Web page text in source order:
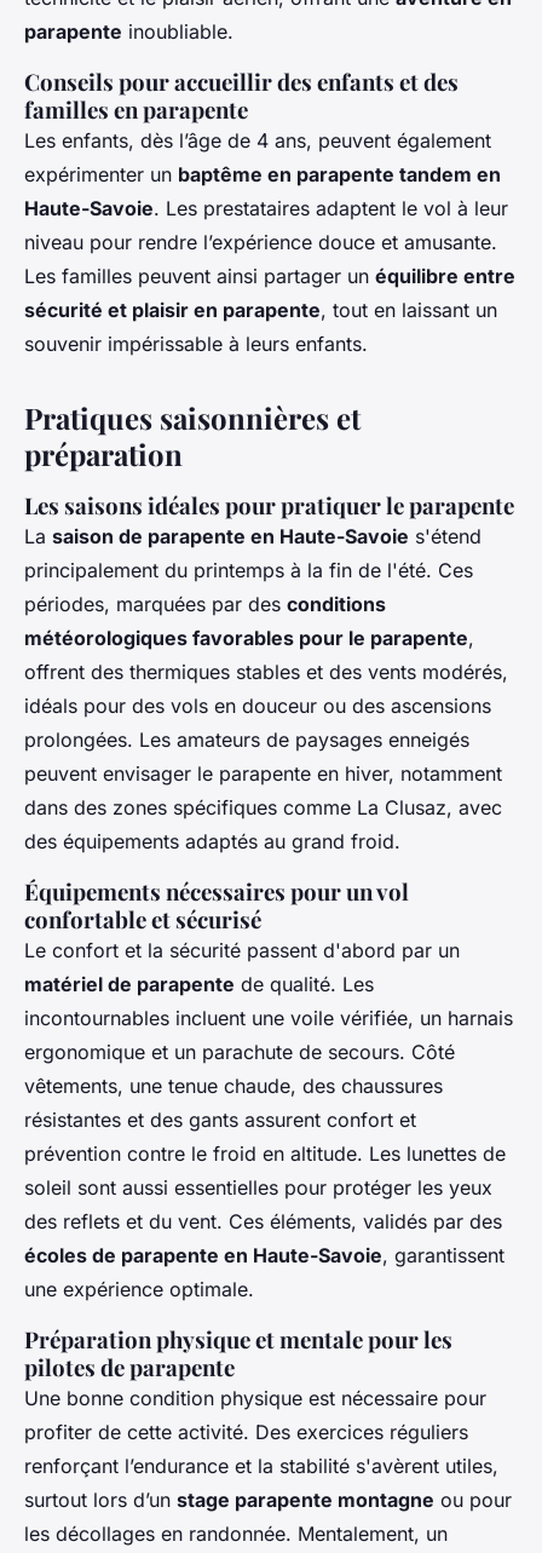
parapente inoubliable.
Conseils pour accueillir des enfants et des
familles en parapente
Les enfants, dès l’âge de 4 ans, peuvent également
expérimenter un baptême en parapente tandem en
Haute-Savoie. Les prestataires adaptent le vol à leur
niveau pour rendre l’expérience douce et amusante.
Les familles peuvent ainsi partager un équilibre entre
sécurité et plaisir en parapente, tout en laissant un
souvenir impérissable à leurs enfants.
Pratiques saisonnières et
préparation
Les saisons idéales pour pratiquer le parapente
La saison de parapente en Haute-Savoie s'étend
principalement du printemps à la fin de l'été. Ces
périodes, marquées par des conditions
météorologiques favorables pour le parapente,
offrent des thermiques stables et des vents modérés,
idéals pour des vols en douceur ou des ascensions
prolongées. Les amateurs de paysages enneigés
peuvent envisager le parapente en hiver, notamment
dans des zones spécifiques comme La Clusaz, avec
des équipements adaptés au grand froid.
Équipements nécessaires pour un vol
confortable et sécurisé
Le confort et la sécurité passent d'abord par un
matériel de parapente de qualité. Les
incontournables incluent une voile vérifiée, un harnais
ergonomique et un parachute de secours. Côté
vêtements, une tenue chaude, des chaussures
résistantes et des gants assurent confort et
prévention contre le froid en altitude. Les lunettes de
soleil sont aussi essentielles pour protéger les yeux
des reflets et du vent. Ces éléments, validés par des
écoles de parapente en Haute-Savoie, garantissent
une expérience optimale.
Préparation physique et mentale pour les
pilotes de parapente
Une bonne condition physique est nécessaire pour
profiter de cette activité. Des exercices réguliers
renforçant l’endurance et la stabilité s'avèrent utiles,
surtout lors d’un stage parapente montagne ou pour
les décollages en randonnée. Mentalement, un